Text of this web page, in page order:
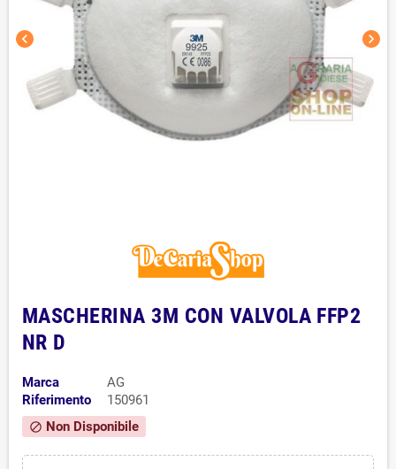
chevron_left chevron_right
MASCHERINA 3M CON VALVOLA FFP2
NR D
Marca
AG
Riferimento
150961
block Non Disponibile